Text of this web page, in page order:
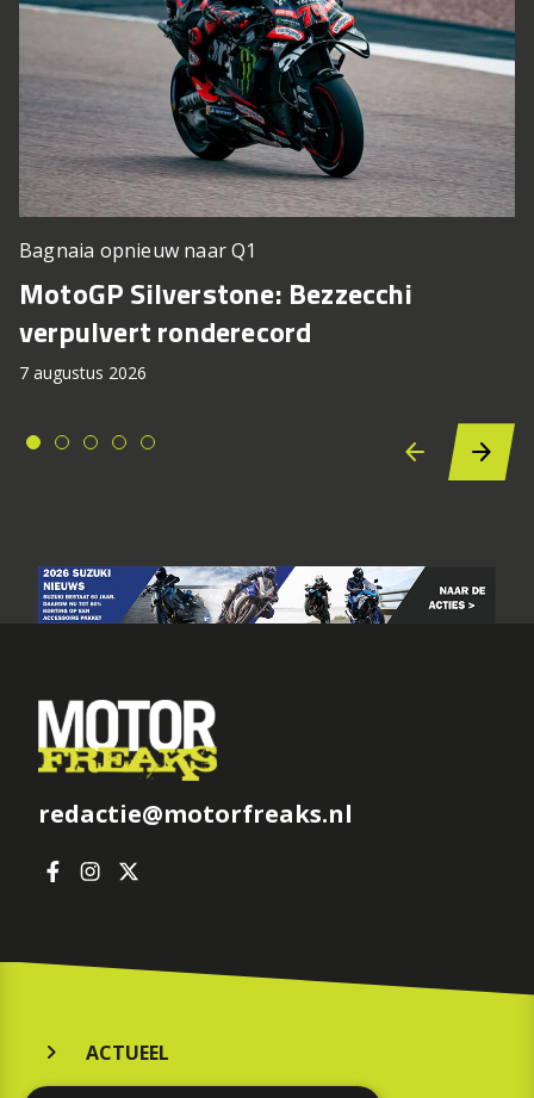
Bagnaia opnieuw naar Q1
MotoGP Silverstone: Bezzecchi
verpulvert ronderecord
7 augustus 2026
redactie@motorfreaks.nl
ACTUEEL